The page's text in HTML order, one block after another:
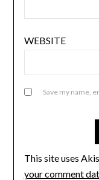
WEBSITE
Save my name,
This site uses
your comment